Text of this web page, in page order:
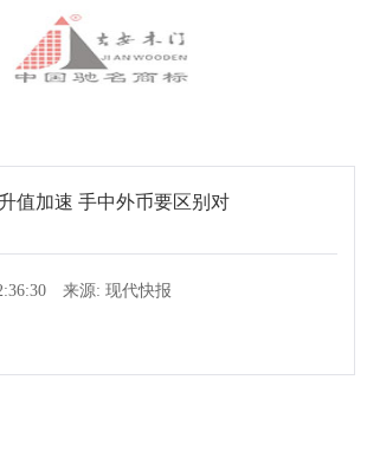
值加速 手中外币要区别对
来源: 现代快报